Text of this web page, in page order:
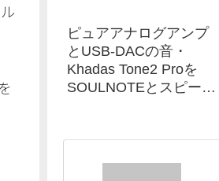
ピュアアナログアンプ
とUSB-DACの音・
Khadas Tone2 Proを
SOULNOTEとスピーカ